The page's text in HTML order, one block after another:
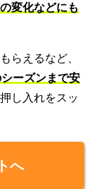
変化などにも
らえるなど、
ーズンまで安
し入れをスッ
へ